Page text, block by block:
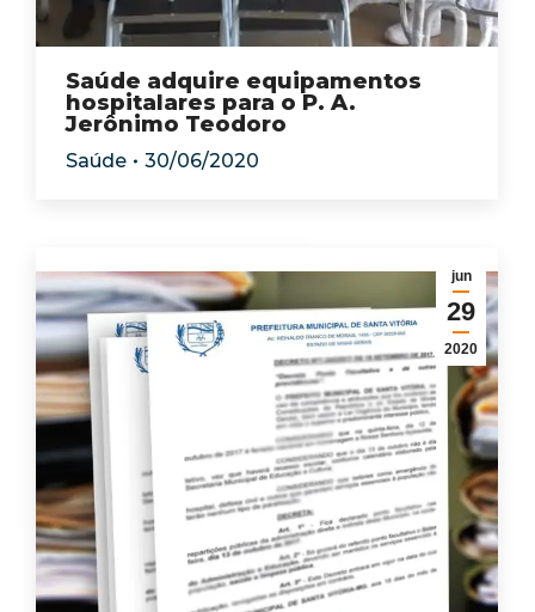
Saúde adquire equipamentos
hospitalares para o P. A.
Jerônimo Teodoro
Saúde 30/06/2020
jun
29
2020